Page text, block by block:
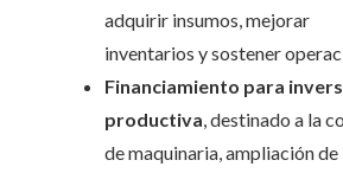
adquirir insumos, mejorar
inventarios y sostener
Financiamiento para
productiva, destinado a la
de maquinaria, ampliación de